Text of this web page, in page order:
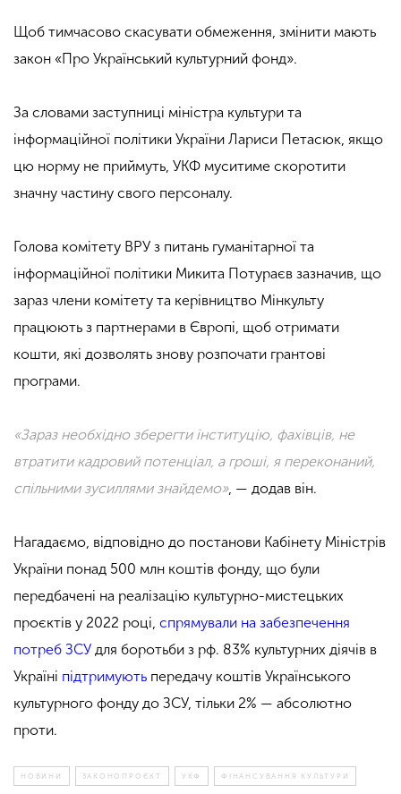
Щоб тимчасово скасувати обмеження, змінити мають
закон «Про Український культурний фонд».
За словами заступниці міністра культури та
інформаційної політики України Лариси Петасюк, якщо
цю норму не приймуть, УКФ муситиме скоротити
значну частину свого персоналу.
Голова комітету ВРУ з питань гуманітарної та
інформаційної політики Микита Потураєв зазначив, що
зараз члени комітету та керівництво Мінкульту
працюють з партнерами в Європі, щоб отримати
кошти, які дозволять знову розпочати грантові
програми.
«Зараз необхідно зберегти інституцію, фахівців, не
втратити кадровий потенціал, а гроші, я переконаний,
спільними зусиллями знайдемо», — додав він.
Нагадаємо, відповідно до постанови Кабінету Міністрів
України понад 500 млн коштів фонду, що були
передбачені на реалізацію культурно-мистецьких
проєктів у 2022 році, спрямували на забезпечення
потреб ЗСУ для боротьби з рф. 83% культурних діячів в
Україні підтримують передачу коштів Українського
культурного фонду до ЗСУ, тільки 2% — абсолютно
проти.
НОВИНИ ЗАКОНОПРОЄКТ УКФ ФІНАНСУВАННЯ КУЛЬТУРИ